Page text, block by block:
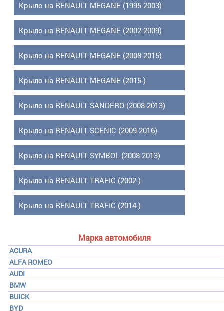
Марка автомобиля
ACURA
ALFA ROMEO
AUDI
BMW
BUICK
BYD
Крыло на RENAULT MEGANE (1995-2003)
Крыло на RENAULT MEGANE (2002-2009)
Крыло на RENAULT MEGANE (2008-2015)
Крыло на RENAULT MEGANE (2015-)
Крыло на RENAULT SANDERO (2008-2013)
Крыло на RENAULT SCENIC (2009-2016)
Крыло на RENAULT SYMBOL (2008-2013)
Крыло на RENAULT TRAFIC (2002-)
Крыло на RENAULT TRAFIC (2014-)